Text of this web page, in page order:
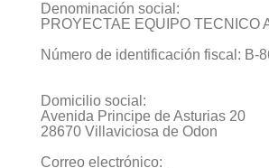
Denominación social:
PROYECTAE EQUIPO TECNICO
Número de identificación fiscal: B-
Domicilio social:
Avenida Principe de Asturias 20
28670 Villaviciosa de Odon
Correo electrónico: